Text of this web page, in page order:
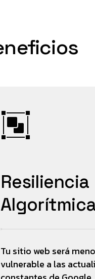
Resiliencia
Tu sitio web será
vulnerable a las